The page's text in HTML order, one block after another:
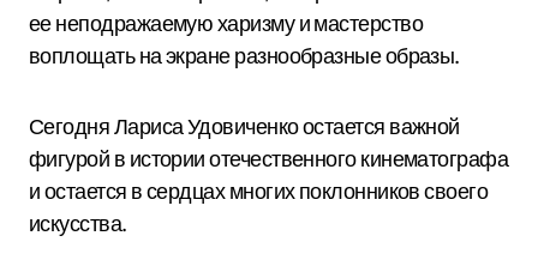
ее неподражаемую харизму и мастерство
воплощать на экране разнообразные образы.
Сегодня Лариса Удовиченко остается важной
фигурой в истории отечественного кинематографа
и остается в сердцах многих поклонников своего
искусства.